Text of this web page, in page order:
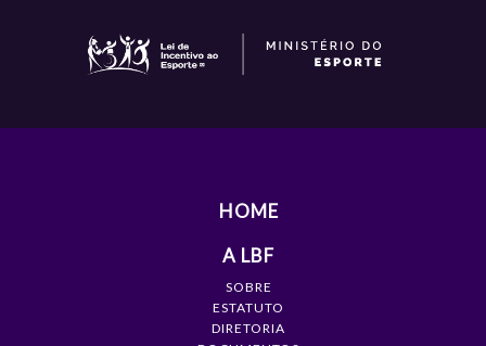
HOME
A LBF
SOBRE
ESTATUTO
DIRETORIA